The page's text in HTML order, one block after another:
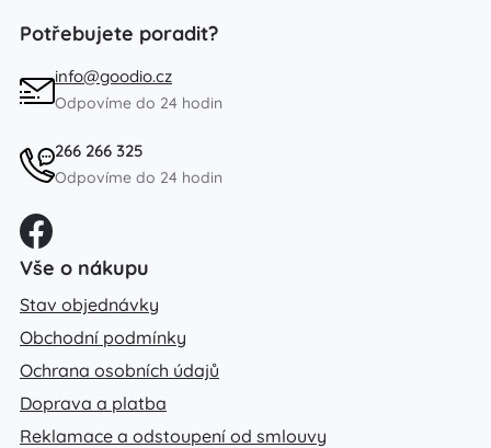
Potřebujete poradit?
info@goodio.cz
Odpovíme do 24 hodin
266 266 325
Odpovíme do 24 hodin
Vše o nákupu
Stav objednávky
Obchodní podmínky
Ochrana osobních údajů
Doprava a platba
Reklamace a odstoupení od smlouvy